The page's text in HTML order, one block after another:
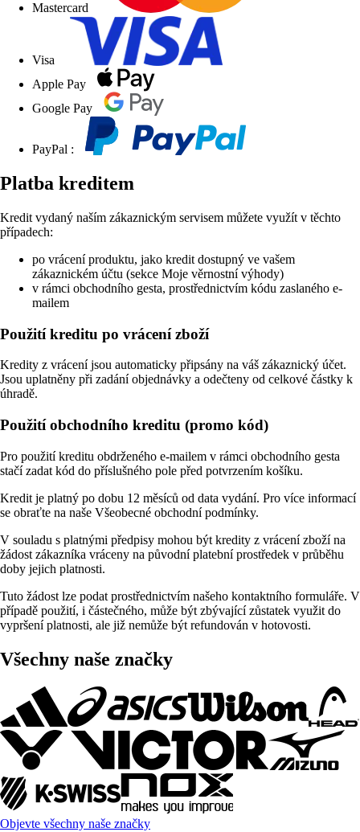
Mastercard
Visa
Apple Pay
Google Pay
PayPal :
Platba kreditem
Kredit vydaný naším zákaznickým servisem můžete využít v těchto
případech:
po vrácení produktu, jako kredit dostupný ve vašem
zákaznickém účtu (sekce Moje věrnostní výhody)
v rámci obchodního gesta, prostřednictvím kódu zaslaného e-
mailem
Použití kreditu po vrácení zboží
Kredity z vrácení jsou automaticky připsány na váš zákaznický účet.
Jsou uplatněny při zadání objednávky a odečteny od celkové částky k
úhradě.
Použití obchodního kreditu (promo kód)
Pro použití kreditu obdrženého e-mailem v rámci obchodního gesta
stačí zadat kód do příslušného pole před potvrzením košíku.
Kredit je platný po dobu 12 měsíců od data vydání. Pro více informací
se obraťte na naše Všeobecné obchodní podmínky.
V souladu s platnými předpisy mohou být kredity z vrácení zboží na
žádost zákazníka vráceny na původní platební prostředek v průběhu
doby jejich platnosti.
Tuto žádost lze podat prostřednictvím našeho kontaktního formuláře. V
případě použití, i částečného, může být zbývající zůstatek využit do
vypršení platnosti, ale již nemůže být refundován v hotovosti.
Všechny naše značky
Objevte všechny naše značky